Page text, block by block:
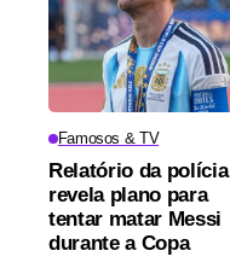
Famosos & TV
Relatório da polícia
revela plano para
tentar matar Messi
durante a Copa